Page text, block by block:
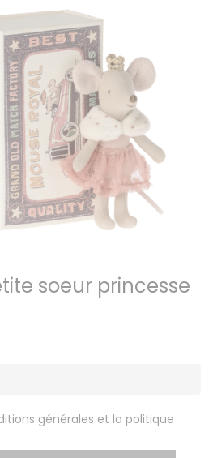
soeur princesse
générales et la politique